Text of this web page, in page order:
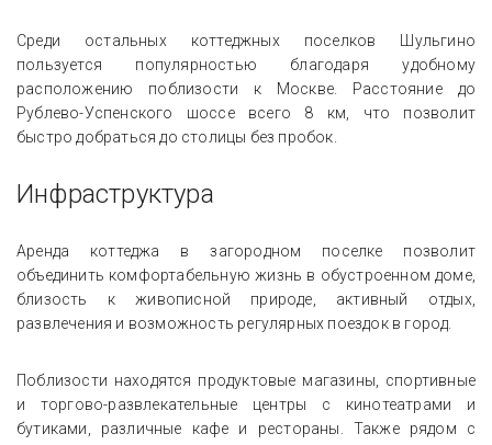
Среди остальных коттеджных поселков Шульгино
пользуется популярностью благодаря удобному
расположению поблизости к Москве. Расстояние до
Рублево-Успенского шоссе всего 8 км, что позволит
быстро добраться до столицы без пробок.
Инфраструктура
Аренда коттеджа в загородном поселке позволит
объединить комфортабельную жизнь в обустроенном доме,
близость к живописной природе, активный отдых,
развлечения и возможность регулярных поездок в город.
Поблизости находятся продуктовые магазины, спортивные
и торгово-развлекательные центры с кинотеатрами и
бутиками, различные кафе и рестораны. Также рядом с